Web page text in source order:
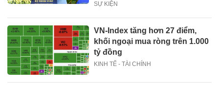
SỰ KIỆN
VN-Index tăng hơn 27 điểm,
khối ngoại mua ròng trên 1.000
tỷ đồng
KINH TẾ - TÀI CHÍNH